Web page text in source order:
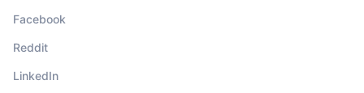
Facebook
Reddit
LinkedIn